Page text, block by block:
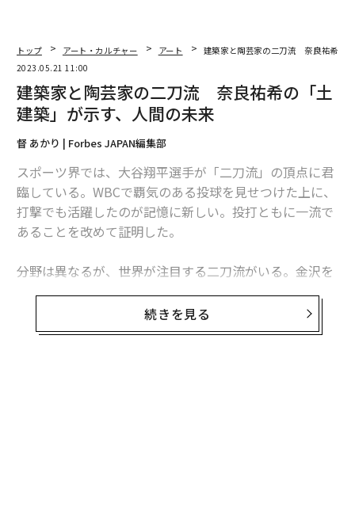
トップ アート・カルチャー アート
建築家と陶芸家の二刀流 奈良祐希の
2023.05.21 11:00
建築家と陶芸家の二刀流 奈良祐希の「土
建築」が示す、人間の未来
督 あかり | Forbes JAPAN編集部
スポーツ界では、大谷翔平選手が「二刀流」の頂点に君
臨している。WBCで覇気のある投球を見せつけた上に、
打撃でも活躍したのが記憶に新しい。投打ともに一流で
あることを改めて証明した。
分野は異なるが、世界が注目する二刀流がいる。金沢を
「僕としては処女作となる建築が竣工間近です」
続きを見る